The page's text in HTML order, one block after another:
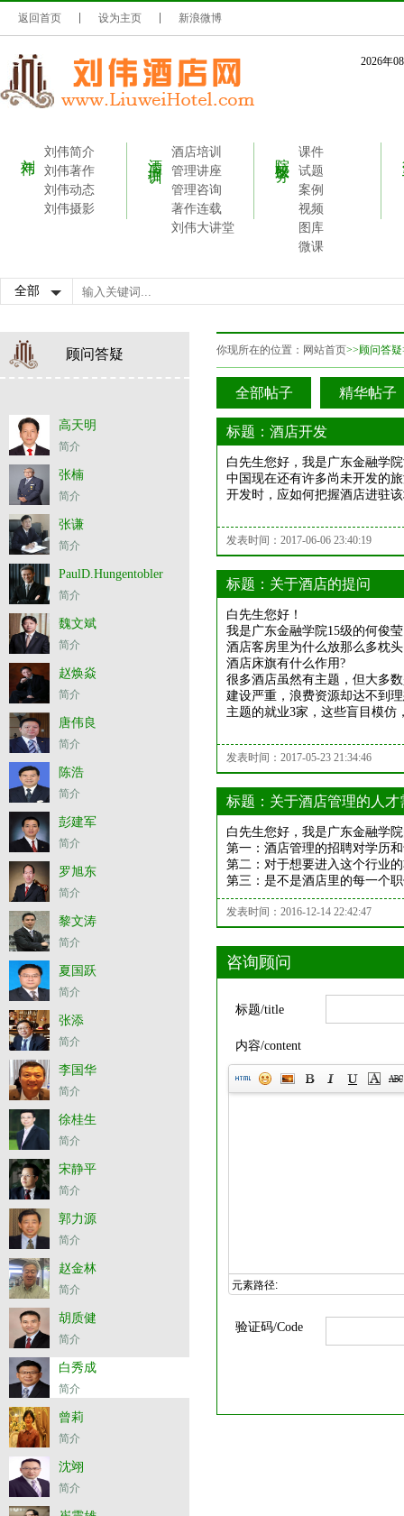
返回首页 设为主页 新浪微博
2026年
刘伟简介
刘伟著作
刘伟动态
刘伟摄影
酒店培训
管理讲座
管理咨询
著作连载
刘伟大讲堂
课件
试题
案例
视频
图库
微课
顾问答疑
高天明
简介
张楠
简介
张谦
简介
PaulD.Hungentobler
简介
魏文斌
简介
赵焕焱
简介
唐伟良
简介
陈浩
简介
彭建军
简介
罗旭东
简介
黎文涛
简介
夏国跃
简介
张添
简介
李国华
简介
徐桂生
简介
宋静平
简介
郭力源
简介
赵金林
简介
胡质健
简介
白秀成
简介
曾莉
简介
沈翊
简介
你现所在的位置： 网站首页>>顾问答
全部帖子 精华帖子
标题：酒店开发
白先生您好，我是广东金融学
中国现在还有许多尚未开发的
开发时，应如何把握酒店进驻
发表时间：2017-06-06 23:40:19
标题：关于酒店的提问
白先生您好！
我是广东金融学院15级的何俊
酒店客房里为什么放那么多枕
酒店床旗有什么作用?
很多酒店虽然有主题，但大多
建设严重，浪费资源却达不到
主题的就业3家，这些盲目模仿
发表时间：2017-05-23 21:34:46
标题：关于酒店管理的人才
白先生您好，我是广东金融学
第一：酒店管理的招聘对学历
第二：对于想要进入这个行业
第三：是不是酒店里的每一个
发表时间：2016-12-14 22:42:47
咨询顾问
标题/title
内容/content
元素路径:
验证码/Code